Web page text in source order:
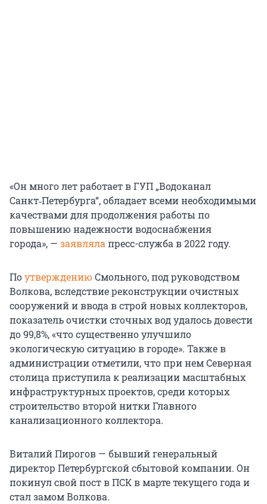
«Он много лет работает в ГУП „Водоканал
Санкт‑Петербурга“, обладает всеми необходимыми
качествами для продолжения работы по
повышению надежности водоснабжения
города», — заявляла пресс-служба в 2022 году.
Поутверждению Смольного, под руководством
Волкова, вследствие реконструкции очистных
сооружений и ввода в строй новых коллекторов,
показатель очистки сточных вод удалось довести
до 99,8%, «что существенно улучшило
экологическую ситуацию в городе». Также в
администрации отметили, что при нем Северная
столица приступила к реализации масштабных
инфраструктурных проектов, среди которых
строительство второй нитки Главного
канализационного коллектора.
Виталий Пирогов — бывший генеральный
директор Петербургской сбытовой компании. Он
покинул свой пост в ПСК в марте текущего года и
стал замом Волкова.